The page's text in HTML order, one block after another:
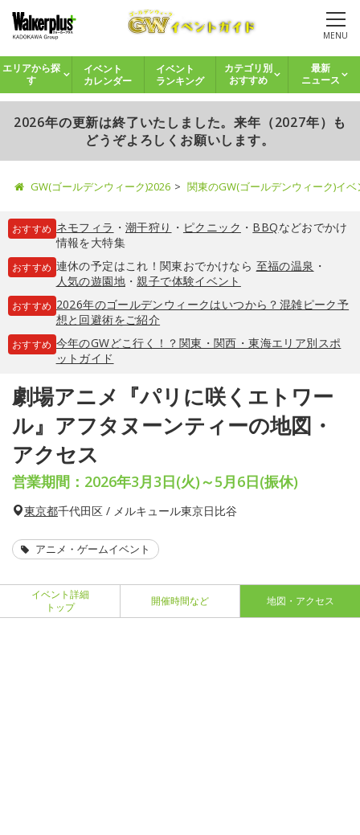
MENU
エリアから探
す
イベント
カレンダー
イベント
ランキング
カテゴリ別
おすすめ
最新
ニュース
2026年の更新は終了いたしました。来年（2027年）も
どうぞよろしくお願いします。
GW(ゴールデンウィーク)2026 関東のGW(ゴールデンウィーク)イ
おすすめ ネモフィラ ・ 潮干狩り ・ ピクニック ・ BBQなどおでかけ
情報を大特集
おすすめ 連休の予定はこれ！関東おでかけなら 至福の温泉 ・
人気の遊園地・親子で体験イベント
おすすめ 2026年のゴールデンウィークはいつから？混雑ピーク予
想と回避術をご紹介
おすすめ 今年のGWどこ行く！？関東・関西・東海エリア別スポ
ットガイド
劇場アニメ『パリに咲くエトワー
ル』アフタヌーンティーの地図・
アクセス
営業期間：2026年3月3日(火)～5月6日(振休)
東京都千代田区 / メルキュール東京日比谷
アニメ・ゲームイベント
イベント詳細
トップ
開催時間など 地図・アクセス